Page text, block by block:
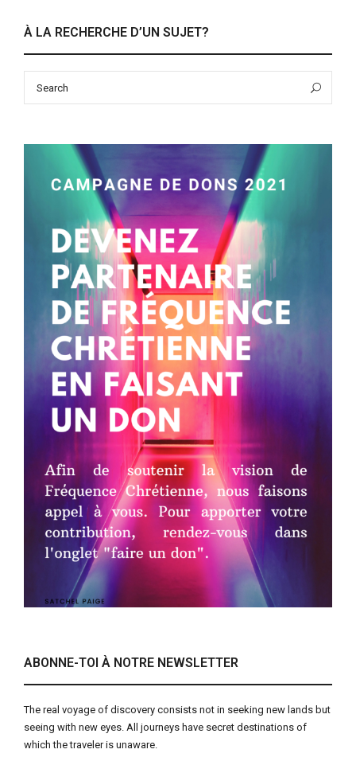
À LA RECHERCHE D’UN SUJET?
ABONNE-TOI À NOTRE NEWSLETTER
The real voyage of discovery consists not in seeking new lands but
seeing with new eyes. All journeys have secret destinations of
which the traveler is unaware.